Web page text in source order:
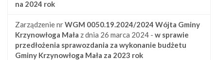
na 2024 rok
Zarządzenie nrWGM 0050.19.2024/2024 Wójta Gminy
Krzynowłoga Mała z dnia 26 marca 2024 - w sprawie
przedłożenia sprawozdania za wykonanie budżetu
Gminy Krzynowłoga Mała za 2023 rok